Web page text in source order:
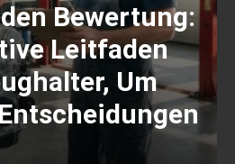
Bewertung:
Leitfaden
Um